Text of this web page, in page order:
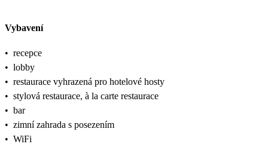
Vybavení
• recepce
• lobby
• restaurace vyhrazená pro hotelové hosty
• stylová restaurace, à la carte restaurace
• bar
• zimní zahrada s posezením
• WiFi